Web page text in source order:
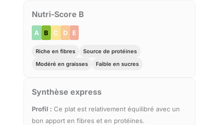
Nutri-Score B
A B C D E
Riche en fibres
Source de protéines
Modéré en graisses
Faible en sucres
Synthèse express
Profil : Ce plat est relativement équilibré avec un
bon apport en fibres et en protéines.